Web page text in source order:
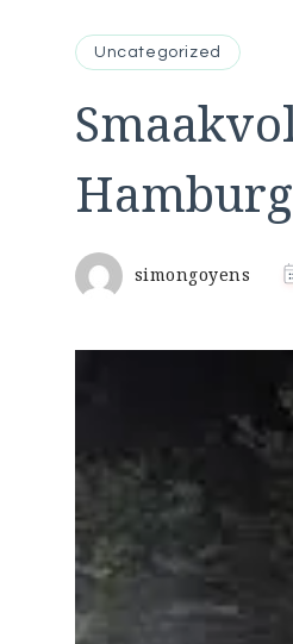
Uncategorized
simongoyens